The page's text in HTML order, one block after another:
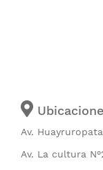
Av.
Av. La cultura